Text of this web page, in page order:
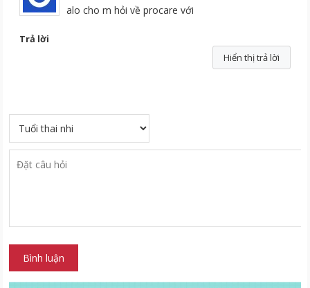
alo cho m hỏi về procare với
Trả lời
Hiển thị trả lời